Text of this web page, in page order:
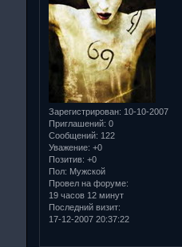
Зарегистрирован: 10-10-2007
Приглашений: 0
Сообщений: 122
Уважение: +0
Позитив: +0
Пол: Мужской
Провел на форуме:
19 часов 12 минут
Последний визит:
17-12-2007 20:37:22